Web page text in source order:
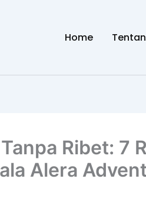
Home
Ribet: 7
Alera